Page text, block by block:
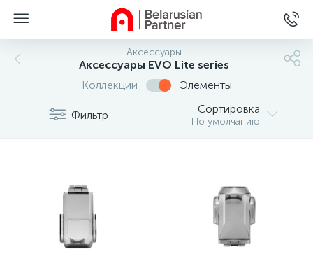
Аксессуары
Аксессуары EVO Lite series
Коллекции
Элементы
Фильтр Сортировка
По умолчанию